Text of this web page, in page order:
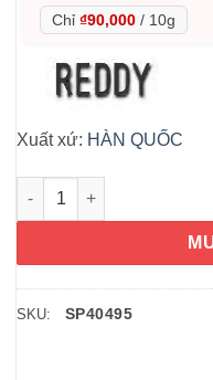
Chỉ ₫90,000 / 10g
Xuất xứ: HÀN QUỐC
Serum ngừa mụn
SKU: SP40495